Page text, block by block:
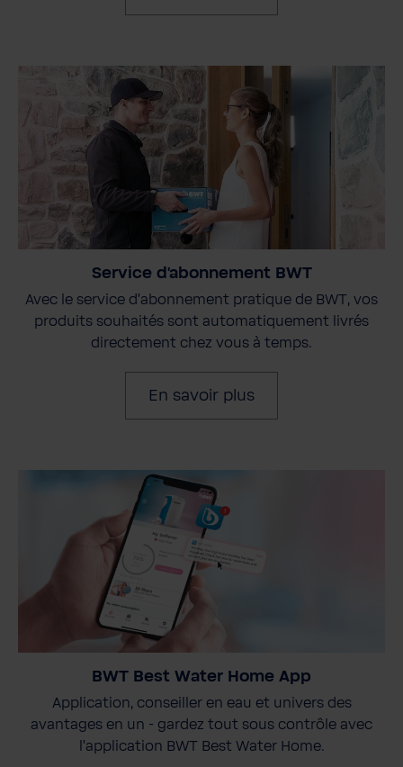
Service d'abonnement BWT
Avec le service d'abonnement pratique de BWT, vos
produits souhaités sont automatiquement livrés
directement chez vous à temps.
En savoir plus
BWT Best Water Home App
Application, conseiller en eau et univers des
avantages en un - gardez tout sous contrôle avec
l'application BWT Best Water Home.